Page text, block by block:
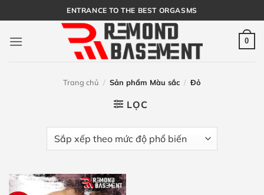
qua
nội
ENTRANCE TO THE BEST ORGASMS
0
Trang chủ / Sản phẩm Màu sắc / Đỏ
LỌC